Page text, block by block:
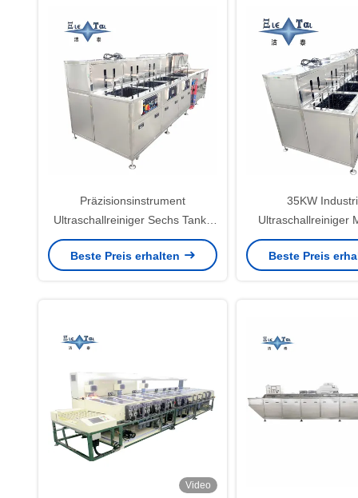
Präzisionsinstrument
Ultraschallreiniger Sechs Tanks
Labor
Ultraschallreinigungsmaschine
Beste Preis erhalten
35KW
Ultraschallreiniger
Manuelle
Beste Preis
Video